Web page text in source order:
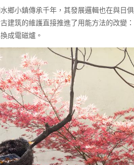
鄉小鎮傳承千年，其發展邏輯也在與日
建筑的維護直接推進了用能方法的改變
成電磁爐。